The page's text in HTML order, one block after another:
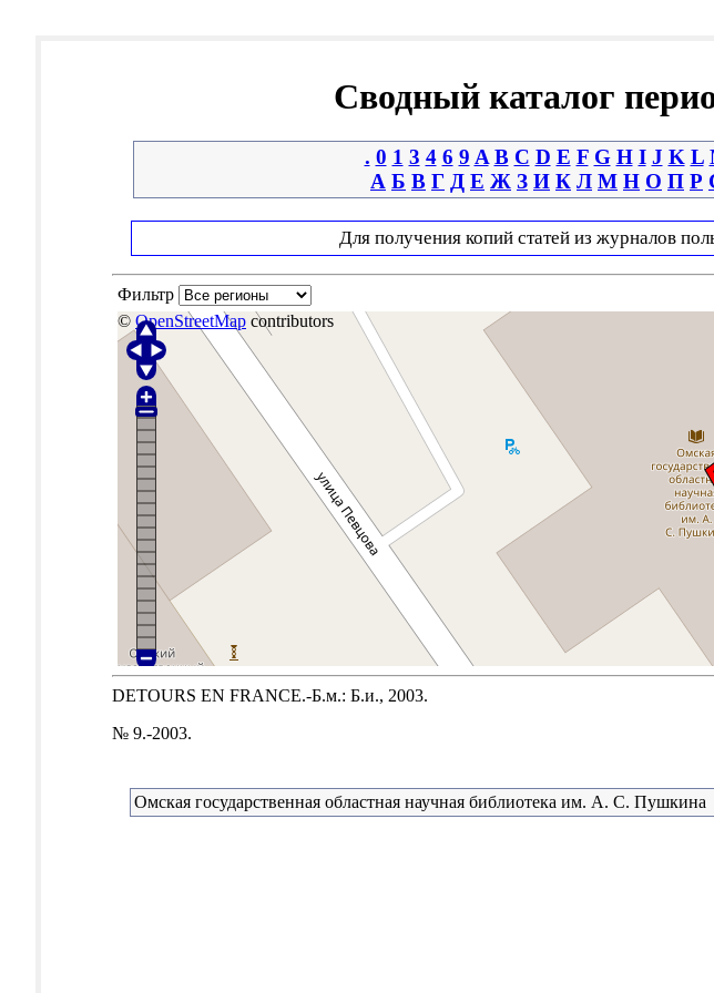
Сводный каталог
. 0 1 3 4 6 9 A B C D E F G H I J K L
А Б В Г Д Е Ж З И К Л М Н О П Р
Для получения копий статей из журналов
Фильтр
© OpenStreetMap contributors
DETOURS EN FRANCE.-Б.м.: Б.и., 2003.
№ 9.-2003.
Омская государственная областная научная библиотека им. А. С. Пушкина